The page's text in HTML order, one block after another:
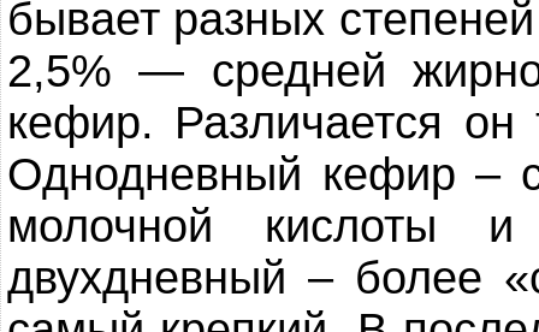
бывает разных
2,5% — средней
кефир. Различается он
Однодневный кефир –
молочной кислоты
двухдневный – более